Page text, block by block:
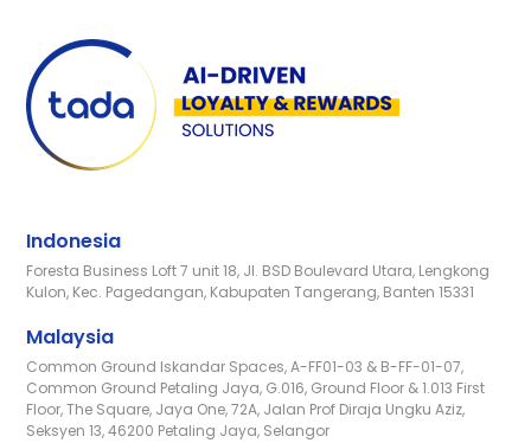
Indonesia
Foresta Business Loft 7 unit 18, Jl. BSD Boulevard Utara, Lengkong
Kulon, Kec. Pagedangan, Kabupaten Tangerang, Banten 15331
Malaysia
Common Ground Iskandar Spaces, A-FF01-03 & B-FF-01-07,
Common Ground Petaling Jaya, G.016, Ground Floor & 1.013 First
Floor, The Square, Jaya One, 72A, Jalan Prof Diraja Ungku Aziz,
Seksyen 13, 46200 Petaling Jaya, Selangor